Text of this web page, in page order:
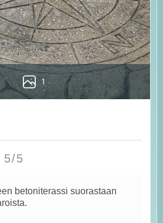
1
5/5
betoniterassi suorastaan